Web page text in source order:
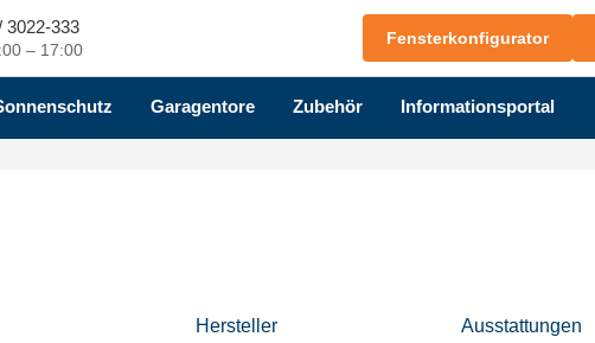
3022-333
– 17:00
Fensterkonfigurator
Garagentore Zubehör Informationsportal
Hersteller Ausstattungen